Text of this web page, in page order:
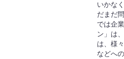
いかな
だまだ
では企
ン」は
は、様
などへ